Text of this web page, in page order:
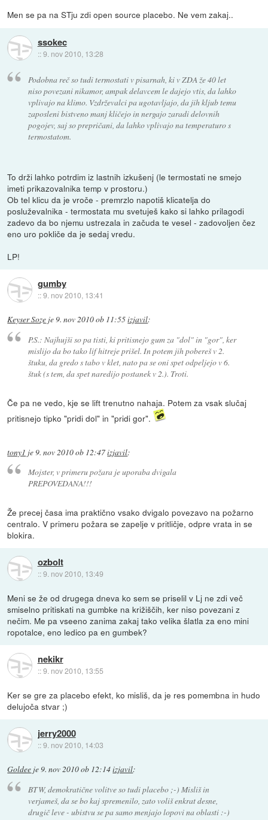
Men se pa na STju zdi open source placebo. Ne vem zakaj..
ssokec
::9. nov 2010, 13:28
Podobna reč so tudi termostati v pisarnah, ki v ZDA že 40 let
niso povezani nikamor, ampak delavcem le dajejo vtis, da lahko
vplivajo na klimo. Vzdrževalci pa ugotavljajo, da jih kljub temu
zaposleni bistveno manj kličejo in nergajo zaradi delovnih
pogojev, saj so prepričani, da lahko vplivajo na temperaturo s
termostatom.
To drži lahko potrdim iz lastnih izkušenj (le termostati ne smejo
imeti prikazovalnika temp v prostoru.)
Ob tel klicu da je vroče - premrzlo napotiš klicatelja do
posluževalnika - termostata mu svetuješ kako si lahko prilagodi
zadevo da bo njemu ustrezala in začuda te vesel - zadovoljen čez
eno uro pokliče da je sedaj vredu.
LP!
gumby
::9. nov 2010, 13:41
Keyser Soze je9. nov 2010 ob 11:55izjavil:
P.S.: Najhujši so pa tisti, ki pritisnejo gum za "dol" in "gor", ker
mislijo da bo tako lif hitreje prišel. In potem jih pobereš v 2.
štuku, da gredo s tabo v klet, nato pa se oni spet odpeljejo v 6.
štuk (s tem, da spet naredijo postanek v 2.). Troti.
Če pa ne vedo, kje se lift trenutno nahaja. Potem za vsak slučaj
pritisnejo tipko "pridi dol" in "pridi gor".
tony1 je 9. nov 2010 ob 12:47izjavil:
Mojster, v primeru požara je uporaba dvigala
PREPOVEDANA!!!
Že precej časa ima praktično vsako dvigalo povezavo na požarno
centralo. V primeru požara se zapelje v pritličje, odpre vrata in se
blokira.
ozbolt
::9. nov 2010, 13:49
Meni se že od drugega dneva ko sem se priselil v Lj ne zdi več
smiselno pritiskati na gumbke na križiščih, ker niso povezani z
nečim. Me pa vseeno zanima zakaj tako velika šlatla za eno mini
ropotalce, eno ledico pa en gumbek?
nekikr
::9. nov 2010, 13:55
Ker se gre za placebo efekt, ko misliš, da je res pomembna in hudo
delujoča stvar ;)
jerry2000
::9. nov 2010, 14:03
Goldee je9. nov 2010 ob 12:14izjavil:
BTW, demokratične volitve so tudi placebo ;-) Misliš in
verjameš, da se bo kaj spremenilo, zato voliš enkrat desne,
drugič leve - ubistvu se pa samo menjajo lopovi na oblasti :-)